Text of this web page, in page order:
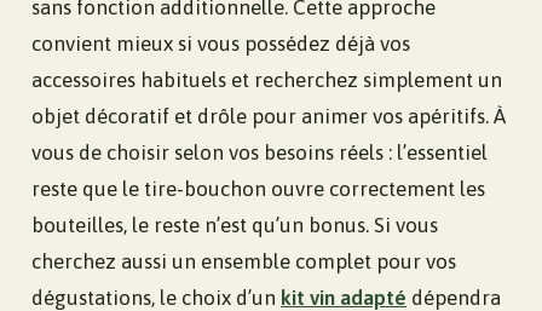
sans fonction additionnelle. Cette approche
convient mieux si vous possédez déjà vos
accessoires habituels et recherchez simplement un
objet décoratif et drôle pour animer vos apéritifs. À
vous de choisir selon vos besoins réels : l’essentiel
reste que le tire-bouchon ouvre correctement les
bouteilles, le reste n’est qu’un bonus. Si vous
cherchez aussi un ensemble complet pour vos
dégustations, le choix d’un kit vin adapté dépendra